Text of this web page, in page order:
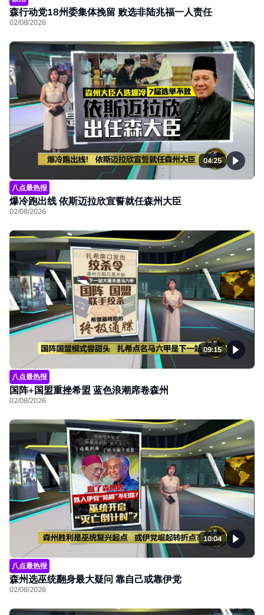
森行动党18州委集体挽留 败选非陆兆福一人责任
02/08/2026
04:25
八点最热报
爆冷跑出线 依斯迈拉欣宣誓就任森州大臣
02/08/2026
09:15
八点最热报
国阵+国盟重挫希盟 蓝色浪潮席卷森州
02/08/2026
10:04
八点最热报
森州选巫统翻身最大疑问 靠自己或靠伊党
02/08/2026